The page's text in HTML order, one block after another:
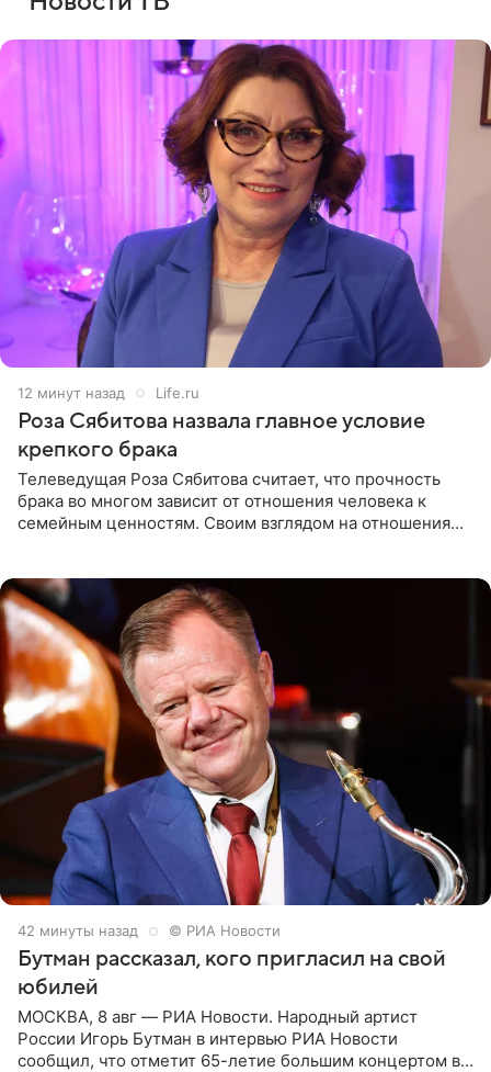
12 минут назад Life.ru
Роза Сябитова назвала главное условие
крепкого брака
Телеведущая Роза Сябитова считает, что прочность
брака во многом зависит от отношения человека к
семейным ценностям. Своим взглядом на отношения
42 минуты назад © РИА Новости
Бутман рассказал, кого пригласил на свой
юбилей
МОСКВА, 8 авг — РИА Новости. Народный артист
России Игорь Бутман в интервью РИА Новости
сообщил, что отметит 65-летие большим концертом в